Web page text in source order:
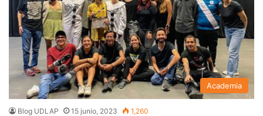
Academia
Blog UDLAP 15 junio, 2023 1,260